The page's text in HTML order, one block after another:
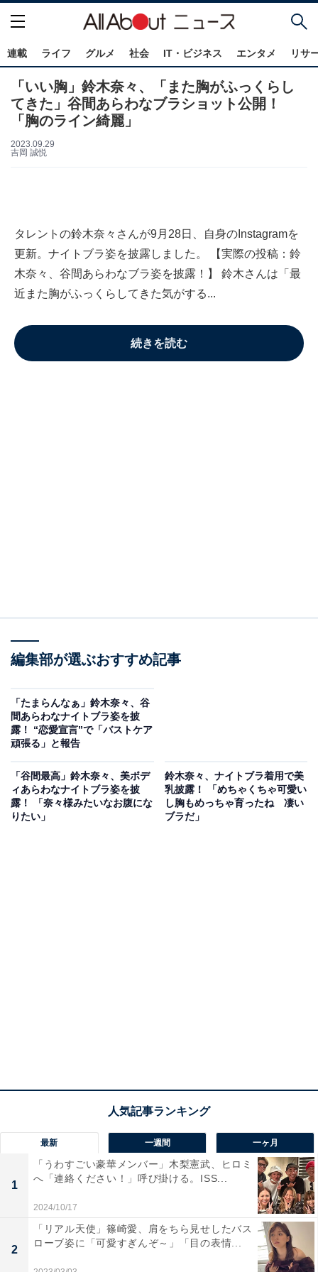
連載 ライフ グルメ 社会 IT・ビジネス エンタメ リサ
「いい胸」鈴木奈々、「また胸がふっくらし
てきた」谷間あらわなブラショット公開！
「胸のライン綺麗」
2023.09.29
吉岡 誠悦
タレントの鈴木奈々さんが9月28日、自身のInstagramを
更新。ナイトブラ姿を披露しました。 【実際の投稿：鈴
木奈々、谷間あらわなブラ姿を披露！】 鈴木さんは「最
近また胸がふっくらしてきた気がする...
続きを読む
編集部が選ぶおすすめ記事
「たまらんなぁ」鈴木奈々、谷
間あらわなナイトブラ姿を披
露！ “恋愛宣言”で「バストケア
頑張る」と報告
「谷間最高」鈴木奈々、美ボデ
ィあらわなナイトブラ姿を披
露！ 「奈々様みたいなお腹にな
りたい」
鈴木奈々、ナイトブラ着用で美
乳披露！ 「めちゃくちゃ可愛い
し胸もめっちゃ育ったね 凄い
ブラだ」
最新 一週間 一ヶ月
1
「うわすごい豪華メンバー」木梨憲武、ヒロミ
へ「連絡ください！」呼び掛ける。ISS...
2024/10/17
2
「リアル天使」篠崎愛、肩をちら見せしたバス
ローブ姿に「可愛すぎんぞ～」「目の表情...